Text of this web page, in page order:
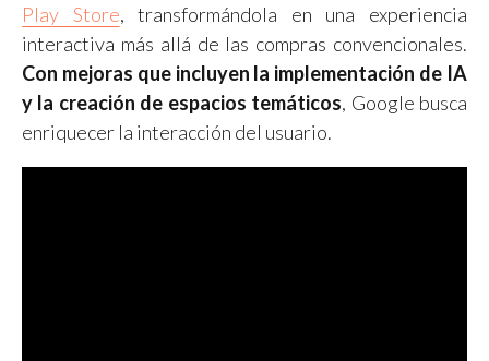
Play Store, transformándola en una experiencia
interactiva más allá de las compras convencionales.
Con mejoras que incluyen la implementación de IA
y la creación de espacios temáticos, Google busca
enriquecer la interacción del usuario.